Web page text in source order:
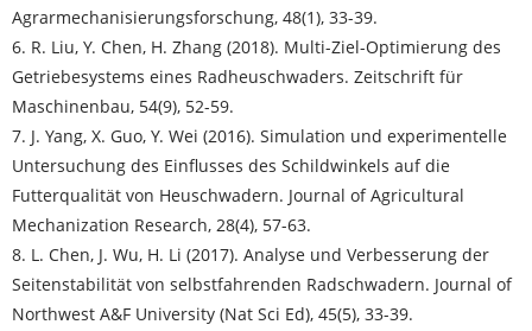
Agrarmechanisierungsforschung, 48(1), 33-39.
6. R. Liu, Y. Chen, H. Zhang (2018). Multi-Ziel-Optimierung des
Getriebesystems eines Radheuschwaders. Zeitschrift für
Maschinenbau, 54(9), 52-59.
7. J. Yang, X. Guo, Y. Wei (2016). Simulation und experimentelle
Untersuchung des Einflusses des Schildwinkels auf die
Futterqualität von Heuschwadern. Journal of Agricultural
Mechanization Research, 28(4), 57-63.
8. L. Chen, J. Wu, H. Li (2017). Analyse und Verbesserung der
Seitenstabilität von selbstfahrenden Radschwadern. Journal of
Northwest A&F University (Nat Sci Ed), 45(5), 33-39.